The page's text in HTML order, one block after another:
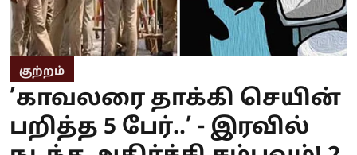
குற்றம்
’காவலரை தாக்கி செயின்
பறித்த 5 பேர்..’ - இரவில்